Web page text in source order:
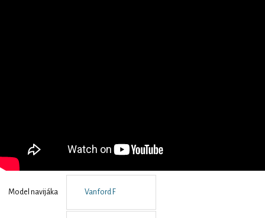
Model navijáka Vanford F